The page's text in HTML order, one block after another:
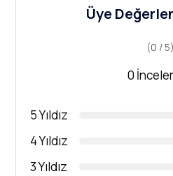
Üye
(0 / 5)
0
5 Yıldız
4 Yıldız
3 Yıldız